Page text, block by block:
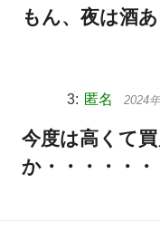
もん、夜は酒
匿名 2024
今度は高くて
か・・・・・・